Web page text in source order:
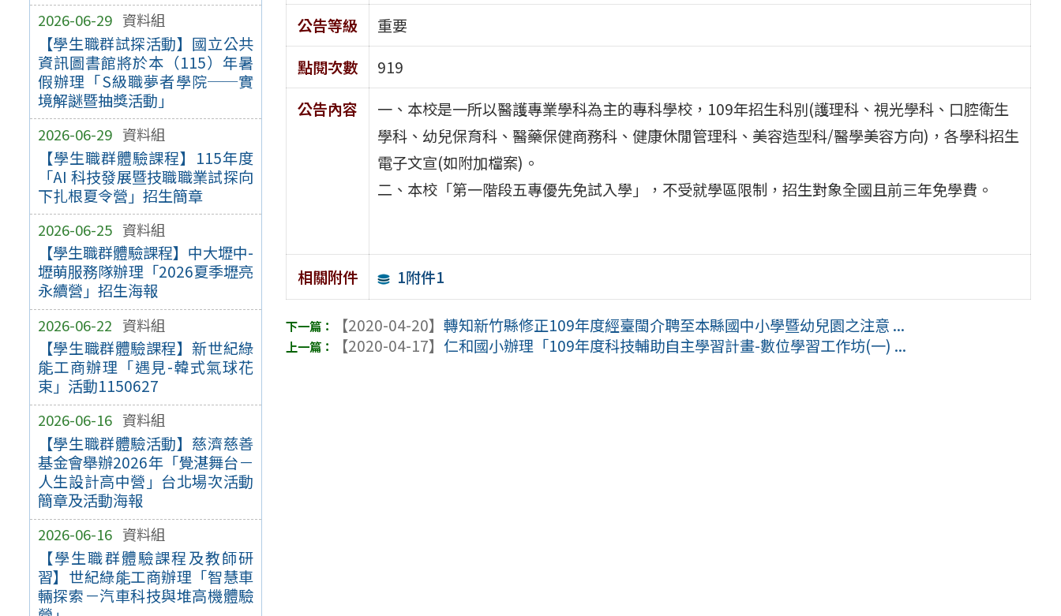
2026-06-29 資料組
【學生職群試探活動】國立公共
資訊圖書館將於本（115）年暑
假辦理「S級職夢者學院──實
境解謎暨抽獎活動」
2026-06-29 資料組
【學生職群體驗課程】115年度
「AI 科技發展暨技職職業試探向
下扎根夏令營」招生簡章
2026-06-25 資料組
【學生職群體驗課程】中大壢中-
壢萌服務隊辦理「2026夏季壢亮
永續營」招生海報
2026-06-22 資料組
【學生職群體驗課程】新世紀綠
能工商辦理「遇見-韓式氣球花
束」活動1150627
2026-06-16 資料組
【學生職群體驗活動】慈濟慈善
基金會舉辦2026年「覺湛舞台－
人生設計高中營」台北場次活動
簡章及活動海報
2026-06-16 資料組
【學生職群體驗課程及教師研
習】世紀綠能工商辦理「智慧車
輛探索－汽車科技與堆高機體驗
公告等級
重要
點閱次數
919
公告內容
一、本校是一所以醫護專業學科為主的專科學校，109年招生科別(護理科、視光學科、口腔衛生
學科、幼兒保育科、醫藥保健商務科、健康休閒管理科、美容造型科/醫學美容方向)，各學科招生
電子文宣(如附加檔案)。
二、本校「第一階段五專優先免試入學」，不受就學區限制，招生對象全國且前三年免學費。
相關附件 1附件1
【2020-04-20】轉知新竹縣修正109年度經臺閩介聘至本縣國中小學暨幼兒園之注意 ...
【2020-04-17】仁和國小辦理「109年度科技輔助自主學習計畫-數位學習工作坊(一) ...